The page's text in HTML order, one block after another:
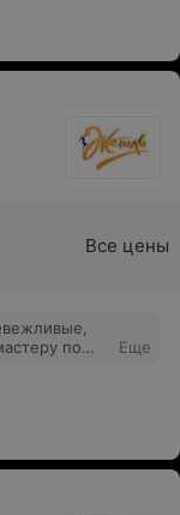
Все цены
по
все
Еще